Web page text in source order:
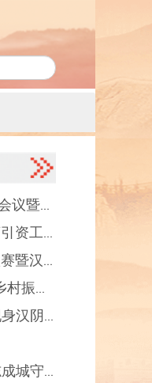
议暨县
资工
暨汉
篮球赛
村振
汉阴
城守